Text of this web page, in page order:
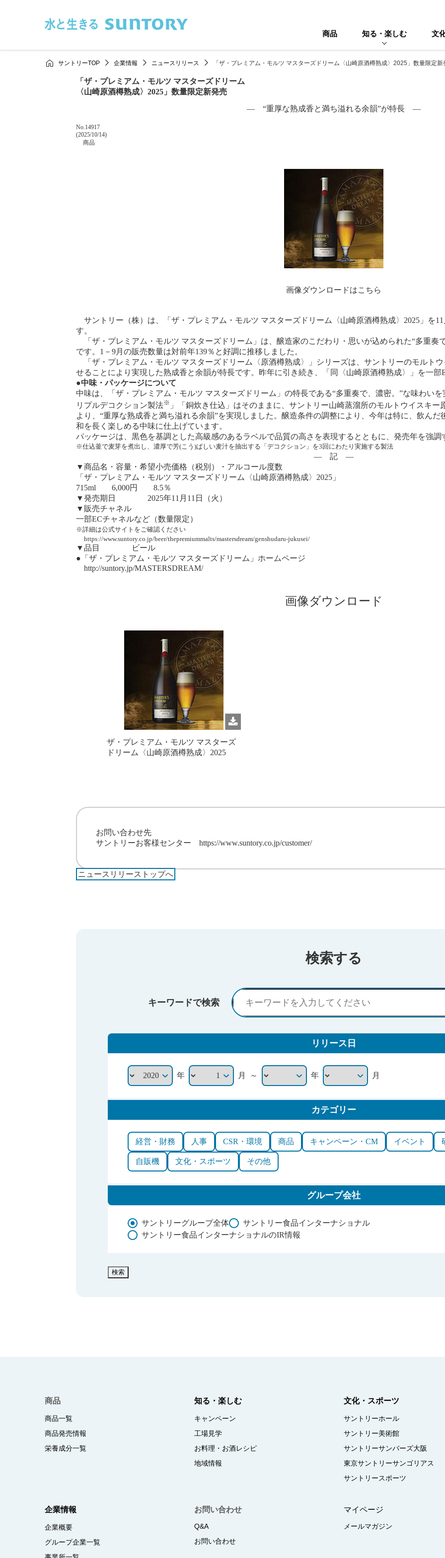
商品 知る・楽しむ 文
サントリーTOP 企業情報 ニュースリリース 「ザ・プレミアム・モルツ マスターズドリーム〈山崎原酒樽熟成〉2025」数量限定新
「ザ・プレミアム・モルツ マスターズドリーム
〈山崎原酒樽熟成〉2025」数量限定新発売
― “重厚な熟成香と満ち溢れる余韻”が特長 ―
掲載番号
No.14917
掲載日
(2025/10/14)
カテゴリー
商品
画像ダウンロードはこちら
サントリー（株）は、「ザ・プレミアム・モルツ マスターズドリーム〈山崎原酒樽熟成〉2025」を
す。
「ザ・プレミアム・モルツ マスターズドリーム」は、醸造家のこだわり・思いが込められた“多重奏
です。1－9月の販売数量は対前年139％と好調に推移しました。
「ザ・プレミアム・モルツ マスターズドリーム〈原酒樽熟成〉」シリーズは、サントリーのモルト
せることにより実現した熟成香と余韻が特長です。昨年に引き続き、「同〈山崎原酒樽熟成〉」を一
●中味・パッケージについて
中味は、「ザ・プレミアム・モルツ マスターズドリーム」の特長である“多重奏で、濃密。”な味わい
リプルデコクション製法※ 」「銅炊き仕込」はそのままに、サントリー山崎蒸溜所のモルトウイスキ
より、“重厚な熟成香と満ち溢れる余韻”を実現しました。醸造条件の調整により、今年は特に、飲ん
和を長く楽しめる中味に仕上げています。
パッケージは、黒色を基調とした高級感のあるラベルで品質の高さを表現するとともに、発売年を強
※仕込釜で麦芽を煮出し、濃厚で芳(こう)ばしい麦汁を抽出する「デコクション」を3回にわたり実施する製法
― 記 ―
▼商品名・容量・希望小売価格（税別）・アルコール度数
「ザ・プレミアム・モルツ マスターズドリーム〈山崎原酒樽熟成〉2025」
715ml 6,000円 8.5％
▼発売期日 2025年11月11日（火）
▼販売チャネル
一部ECチャネルなど（数量限定）
※詳細は公式サイトをご確認ください
https://www.suntory.co.jp/beer/thepremiummalts/mastersdream/genshudaru-jukusei/
▼品目 ビール
●「ザ・プレミアム・モルツ マスターズドリーム」ホームページ
http://suntory.jp/MASTERSDREAM/
画像ダウンロード
ザ・プレミアム・モルツ マスターズ
ドリーム〈山崎原酒樽熟成〉2025
お問い合わせ先
サントリーお客様センター https://www.suntory.co.jp/customer/
ニュースリリーストップへ
検索する
キーワードで検索
リリース日
年 月 ～ 年 月
カテゴリー
経営・財務 人事 CSR・環境 商品 キャンペーン・CM イベント
自販機 文化・スポーツ その他
グループ会社
サントリーグループ全体
サントリー食品インターナショナル
サントリー食品インターナショナルのIR情報
検索
商品
商品一覧
商品発売情報
栄養成分一覧
知る・楽しむ
キャンペーン
工場見学
お料理・お酒レシピ
地域情報
文化・スポーツ
サントリーホール
サントリー美術館
サントリーサンバーズ大阪
東京サントリーサンゴリアス
サントリースポーツ
企業情報
企業概要
グループ企業一覧
お問い合わせ
Q&A
お問い合わせ
マイページ
メールマガジン